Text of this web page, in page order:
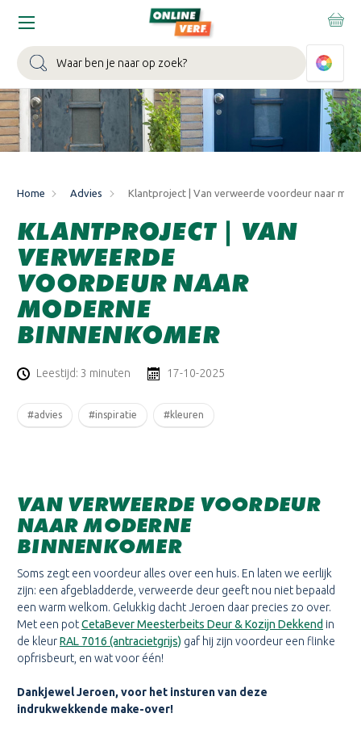
Zoeken
WIN EEN BALLONVAART:Bij besteding vanaf €100,- aan Sikkens
muurverf en/of lak.
Bekijk actie >
Home Advies Klantproject | Van verweerde voordeur naar
KLANTPROJECT | VAN
VERWEERDE
VOORDEUR NAAR
MODERNE
BINNENKOMER
Leestijd: 3 minuten 17-10-2025
#advies #inspiratie #kleuren
VAN VERWEERDE VOORDEUR
NAAR MODERNE
BINNENKOMER
Soms zegt een voordeur alles over een huis. En laten we eerlijk
zijn: een afgebladderde, verweerde deur geeft nou niet bepaald
een warm welkom. Gelukkig dacht Jeroen daar precies zo over.
Met een potCetaBever Meesterbeits Deur & Kozijn Dekkend in
de kleurRAL 7016 (antracietgrijs) gaf hij zijn voordeur een flinke
opfrisbeurt, en wat voor één!
Dankjewel Jeroen, voor het insturen van deze
indrukwekkende make-over!